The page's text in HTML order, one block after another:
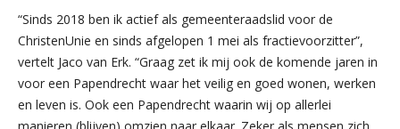
“Sinds 2018 ben ik actief als gemeenteraadslid voor de
ChristenUnie en sinds afgelopen 1 mei als fractievoorzitter”,
vertelt Jaco van Erk. “Graag zet ik mij ook de komende jaren in
voor een Papendrecht waar het veilig en goed wonen, werken
en leven is. Ook een Papendrecht waarin wij op allerlei